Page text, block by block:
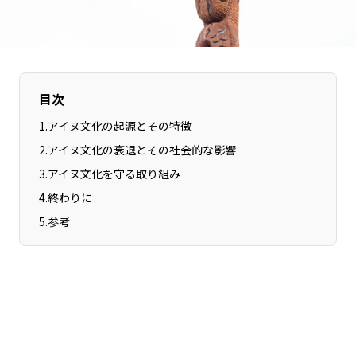
堺・泉州エリア
兵庫エリア
鳥取エリア
高知エリア
佐賀エリア
目次
1.アイヌ文化の起源とその特徴
2.アイヌ文化の衰退とその社会的な影響
3.アイヌ文化を守る取り組み
4.終わりに
5.参考